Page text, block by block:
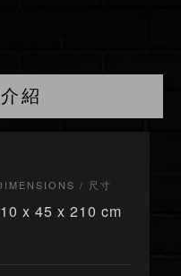
紹
/ 尺寸
x 45 x 210 cm